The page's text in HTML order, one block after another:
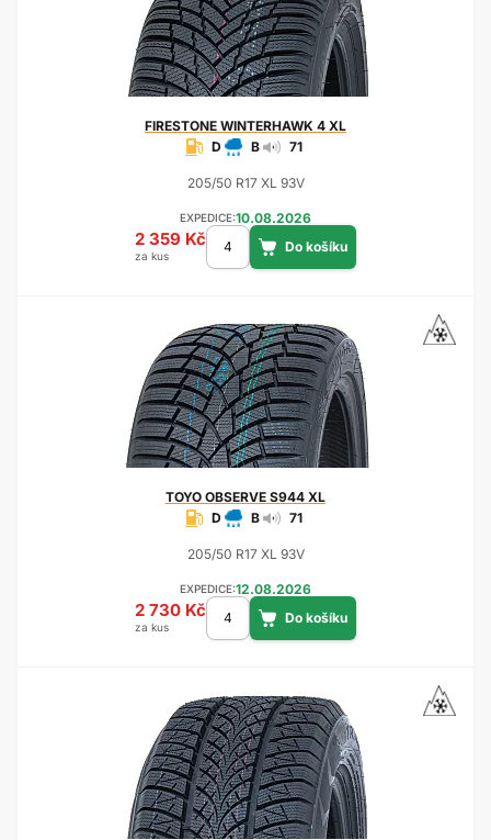
FIRESTONE WINTERHAWK 4 XL
D
B 71
205/50 R17 XL 93V
EXPEDICE:10.08.2026
2 359 Kč
za kus
TOYO OBSERVE S944 XL
D
B 71
205/50 R17 XL 93V
EXPEDICE:12.08.2026
2 730 Kč
za kus